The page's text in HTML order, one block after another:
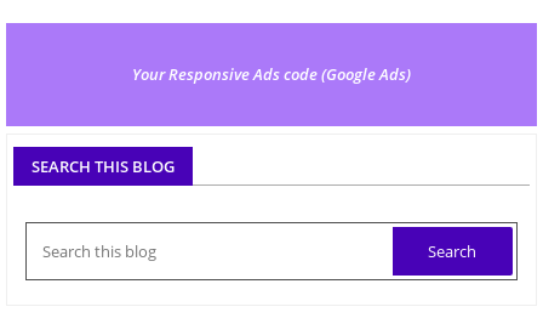
Your Responsive Ads code (Google Ads)
SEARCH THIS BLOG